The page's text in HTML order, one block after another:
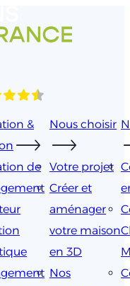
&
de
Nous choisir
Votre projet
Créer et
aménager
votre maison
en 3D
Nos